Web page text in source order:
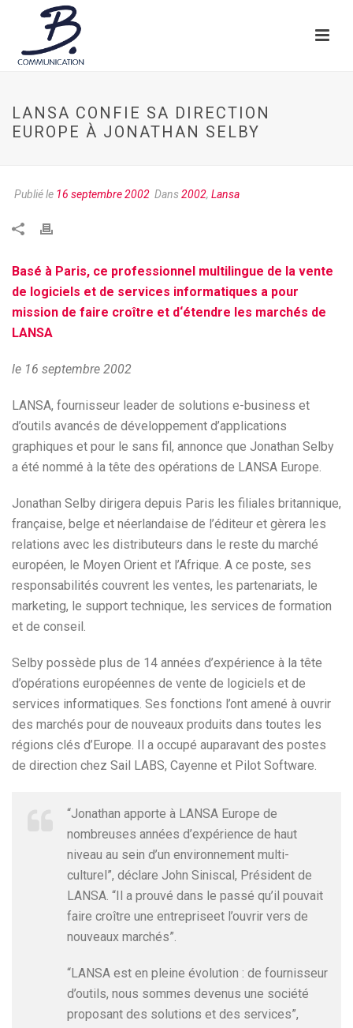
LANSA CONFIE SA DIRECTION
EUROPE À JONATHAN SELBY
Publié le 16 septembre 2002 Dans2002, Lansa
Basé à Paris, ce professionnel multilingue de la vente
de logiciels et de services informatiques a pour
mission de faire croître et d‘étendre les marchés de
LANSA
le 16 septembre 2002
LANSA, fournisseur leader de solutions e-business et
d’outils avancés de développement d’applications
graphiques et pour le sans fil, annonce que Jonathan Selby
a été nommé à la tête des opérations de LANSA Europe.
Jonathan Selby dirigera depuis Paris les filiales britannique,
française, belge et néerlandaise de l’éditeur et gèrera les
relations avec les distributeurs dans le reste du marché
européen, le Moyen Orient et l’Afrique. A ce poste, ses
responsabilités couvrent les ventes, les partenariats, le
marketing, le support technique, les services de formation
et de conseil.
Selby possède plus de 14 années d’expérience à la tête
d’opérations européennes de vente de logiciels et de
services informatiques. Ses fonctions l’ont amené à ouvrir
des marchés pour de nouveaux produits dans toutes les
régions clés d’Europe. Il a occupé auparavant des postes
de direction chez Sail LABS, Cayenne et Pilot Software.
“Jonathan apporte à LANSA Europe de
nombreuses années d’expérience de haut
niveau au sein d’un environnement multi-
culturel”, déclare John Siniscal, Président de
LANSA. “Il a prouvé dans le passé qu’il pouvait
faire croître une entrepriseet l’ouvrir vers de
nouveaux marchés”.
“LANSA est en pleine évolution : de fournisseur
d’outils, nous sommes devenus une société
proposant des solutions et des services”,